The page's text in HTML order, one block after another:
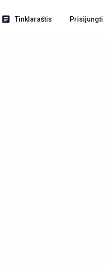
Tinklaraštis Prisijungti